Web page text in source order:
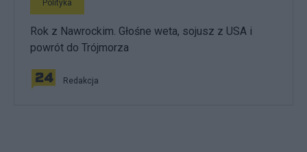
Polityka
Rok z Nawrockim. Głośne weta, sojusz z USA i
powrót do Trójmorza
Redakcja